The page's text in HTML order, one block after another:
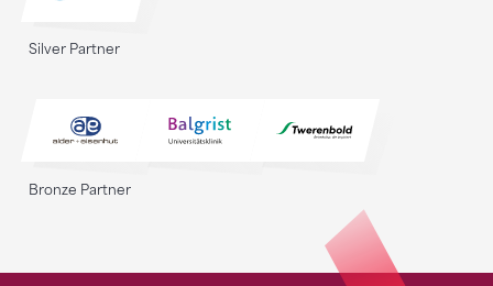
Silver Partner
Bronze Partner